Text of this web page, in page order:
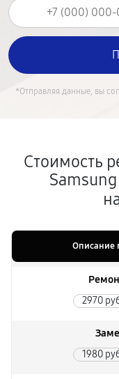
*Отправляя данные, вы
Стоимость
Описание
2970
1980